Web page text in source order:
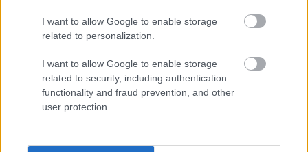
I want to allow Google to enable storage
related to personalization.
I want to allow Google to enable storage
related to security, including authentication
functionality and fraud prevention, and other
user protection.
8. Kb. 50 perc alatt megsütöm. A csokitortákkal úgy
vagyok, hogy inkább legyen kevésbé átsült, mint már
megsült-e.
9. Ha már kihűlt, kiveszem a formából, és a tetejére
csókokat nyomok a kétféle habból, aztán még